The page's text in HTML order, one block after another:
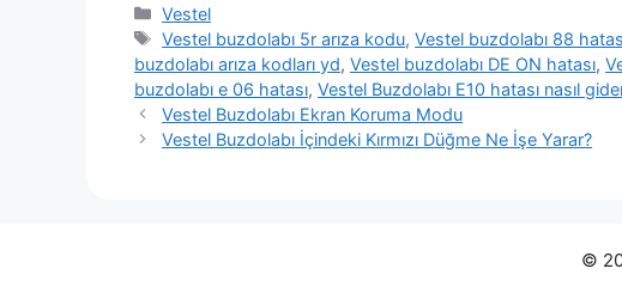
Kategoriler
Vestel
Etiketler
Vestel buzdolabı 5r arıza kodu,Vestel buzdolabı 88
buzdolabı arıza kodları yd, Vestel buzdolabı DE ON hatası,
buzdolabı e 06 hatası, Vestel Buzdolabı E10 hatası nasıl
Vestel Buzdolabı Ekran Koruma Modu
Vestel Buzdolabı İçindeki Kırmızı Düğme Ne İşe Yarar?
©